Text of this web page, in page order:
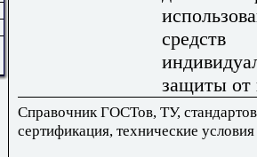
средств
защиты
Справочник ГОСТов, ТУ,
сертификация, технические условия